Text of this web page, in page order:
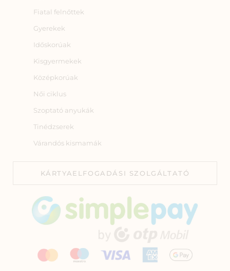
Fiatal felnőttek
Gyerekek
Időskorúak
Kisgyermekek
Középkorúak
Női ciklus
Szoptató anyukák
Tinédzserek
Várandós kismamák
KÁRTYAELFOGADÁSI SZOLGÁLTATÓ